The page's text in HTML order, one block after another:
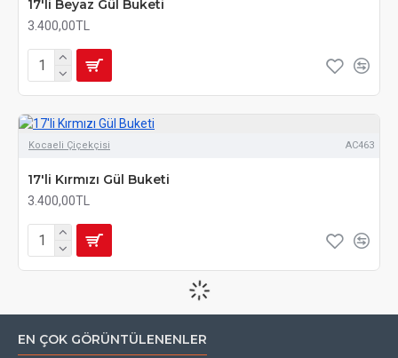
17'li Beyaz Gül Buketi
3.400,00TL
Kocaeli Çiçekçisi AC463
17'li Kırmızı Gül Buketi
3.400,00TL
EN ÇOK GÖRÜNTÜLENENLER